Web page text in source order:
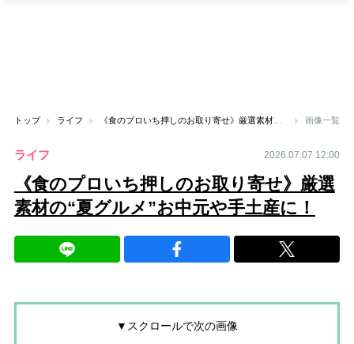
トップ ライフ 《食のプロいち押しのお取り寄せ》厳選素材の“夏グルメ”お中元や手土産に！ 画像一覧
ライフ 2026.07.07 12:00
《食のプロいち押しのお取り寄せ》厳選
素材の“夏グルメ”お中元や手土産に！
▼スクロールで次の画像